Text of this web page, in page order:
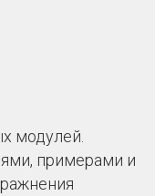
модулей.
примерами и